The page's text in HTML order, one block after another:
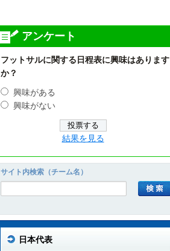
アンケート
フットサルに関する日程表に興味はあります
か？
興味がある
興味がない
結果を見る
サイト内検索（チーム名）
日本代表